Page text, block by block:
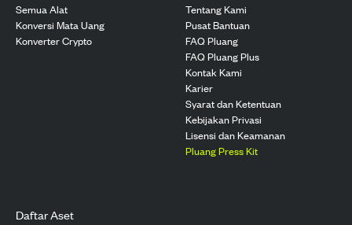
Semua Alat
Konversi Mata Uang
Konverter Crypto
Tentang Kami
Pusat Bantuan
FAQ Pluang
FAQ Pluang Plus
Kontak Kami
Karier
Syarat dan Ketentuan
Kebijakan Privasi
Lisensi dan Keamanan
Pluang Press Kit
Daftar Aset